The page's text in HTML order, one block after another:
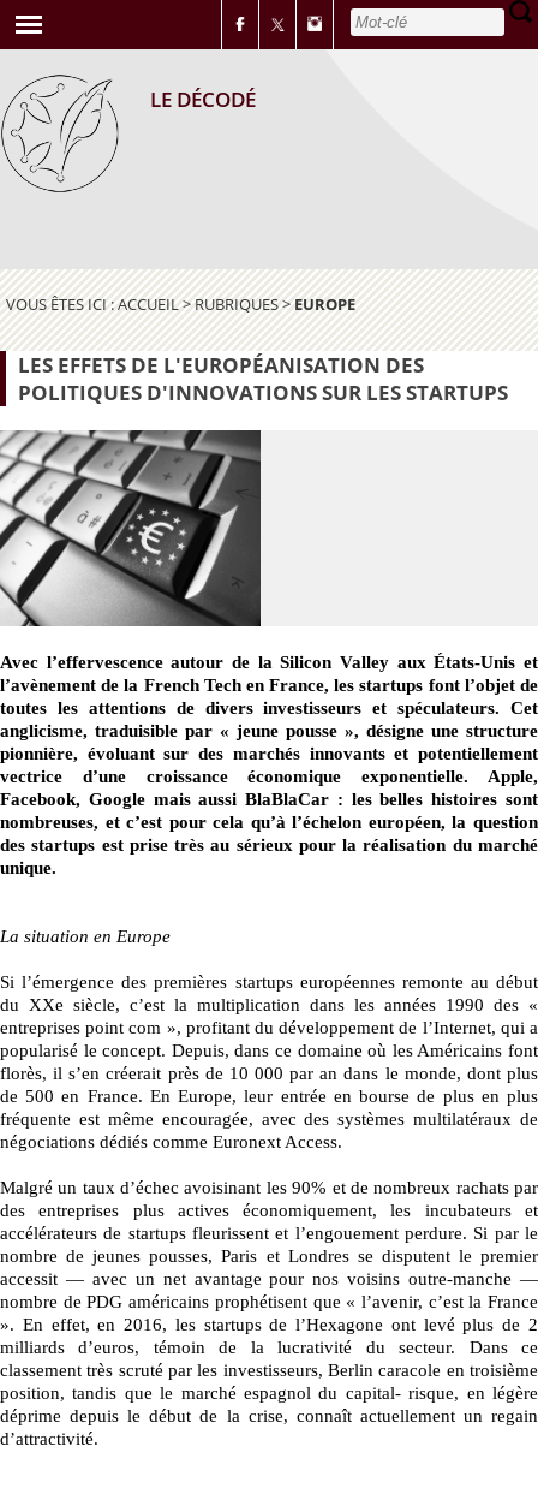
LE DÉCODÉ
VOUS ÊTES ICI :ACCUEIL>RUBRIQUES>EUROPE
LES EFFETS DE L'EUROPÉANISATION DES
POLITIQUES D'INNOVATIONS SUR LES STARTUPS
Avec l’effervescence autour de la Silicon Valley aux États-Unis et
l’avènement de la French Tech en France, les startups font l’objet de
toutes les attentions de divers investisseurs et spéculateurs. Cet
anglicisme, traduisible par « jeune pousse », désigne une structure
pionnière, évoluant sur des marchés innovants et potentiellement
vectrice d’une croissance économique exponentielle. Apple,
Facebook, Google mais aussi BlaBlaCar : les belles histoires sont
nombreuses, et c’est pour cela qu’à l’échelon européen, la question
des startups est prise très au sérieux pour la réalisation du marché
unique.
La situation en Europe
Si l’émergence des premières startups européennes remonte au début
du XXe siècle, c’est la multiplication dans les années 1990 des «
entreprises point com », profitant du développement de l’Internet, qui a
popularisé le concept. Depuis, dans ce domaine où les Américains font
florès, il s’en créerait près de 10 000 par an dans le monde, dont plus
de 500 en France. En Europe, leur entrée en bourse de plus en plus
fréquente est même encouragée, avec des systèmes multilatéraux de
négociations dédiés comme Euronext Access.
Malgré un taux d’échec avoisinant les 90% et de nombreux rachats par
des entreprises plus actives économiquement, les incubateurs et
accélérateurs de startups fleurissent et l’engouement perdure. Si par le
nombre de jeunes pousses, Paris et Londres se disputent le premier
accessit — avec un net avantage pour nos voisins outre-manche —
nombre de PDG américains prophétisent que « l’avenir, c’est la France
». En effet, en 2016, les startups de l’Hexagone ont levé plus de 2
milliards d’euros, témoin de la lucrativité du secteur. Dans ce
classement très scruté par les investisseurs, Berlin caracole en troisième
position, tandis que le marché espagnol du capital- risque, en légère
déprime depuis le début de la crise, connaît actuellement un regain
d’attractivité.